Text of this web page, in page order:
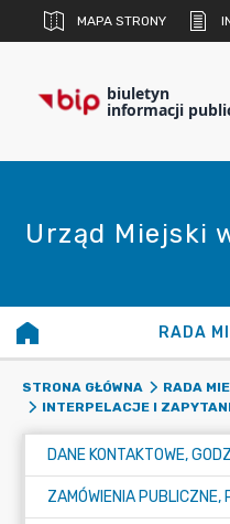
MAPA STRONY
biuletyn
informacji
Urząd Miejski
RADA
STRONA GŁÓWNA RADA
INTERPELACJE I